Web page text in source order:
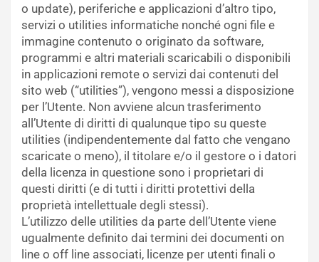
o update), periferiche e applicazioni d’altro tipo,
servizi o utilities informatiche nonché ogni file e
immagine contenuto o originato da software,
programmi e altri materiali scaricabili o disponibili
in applicazioni remote o servizi dai contenuti del
sito web (“utilities”), vengono messi a disposizione
per l’Utente. Non avviene alcun trasferimento
all’Utente di diritti di qualunque tipo su queste
utilities (indipendentemente dal fatto che vengano
scaricate o meno), il titolare e/o il gestore o i datori
della licenza in questione sono i proprietari di
questi diritti (e di tutti i diritti protettivi della
proprietà intellettuale degli stessi).
L’utilizzo delle utilities da parte dell’Utente viene
ugualmente definito dai termini dei documenti on
line o off line associati, licenze per utenti finali o